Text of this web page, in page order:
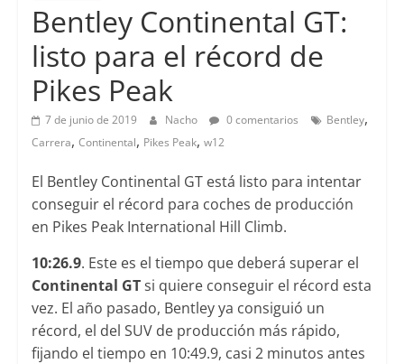
Bentley Continental GT:
listo para el récord de
Pikes Peak
7 de junio de 2019 Nacho 0 comentarios Bentley,
Carrera, Continental, Pikes Peak, w12
El Bentley Continental GT está listo para intentar
conseguir el récord para coches de producción
en Pikes Peak International Hill Climb.
10:26.9. Este es el tiempo que deberá superar el
Continental GTsi quiere conseguir el récord esta
vez. El año pasado, Bentley ya consiguió un
récord, el del SUV de producción más rápido,
fijando el tiempo en 10:49.9, casi 2 minutos antes